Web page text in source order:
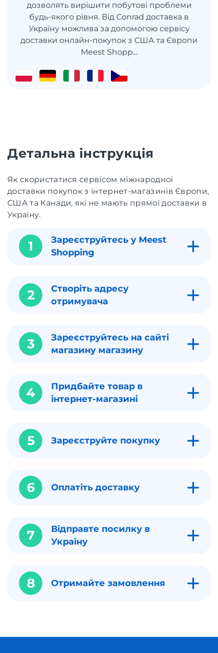
дозволять вирішити побутові проблеми
будь-якого рівня. Від Conrad доставка в
Україну можлива за допомогою сервісу
доставки онлайн-покупок з США та Європи
Meest Shopp...
Детальна інструкція
Як скористатися сервісом міжнародної
доставки покупок з інтернет-магазинів Європи,
США та Канади, які не мають прямої доставки в
Україну.
1
Зареєструйтесь у Meest
Shopping
2
Створіть адресу
отримувача
3
Зареєструйтесь на сайті
магазину магазину
4
Придбайте товар в
інтернет-магазині
5 Зареєструйте покупку
6 Оплатіть доставку
7
Відправте посилку в
Україну
8 Отримайте замовлення